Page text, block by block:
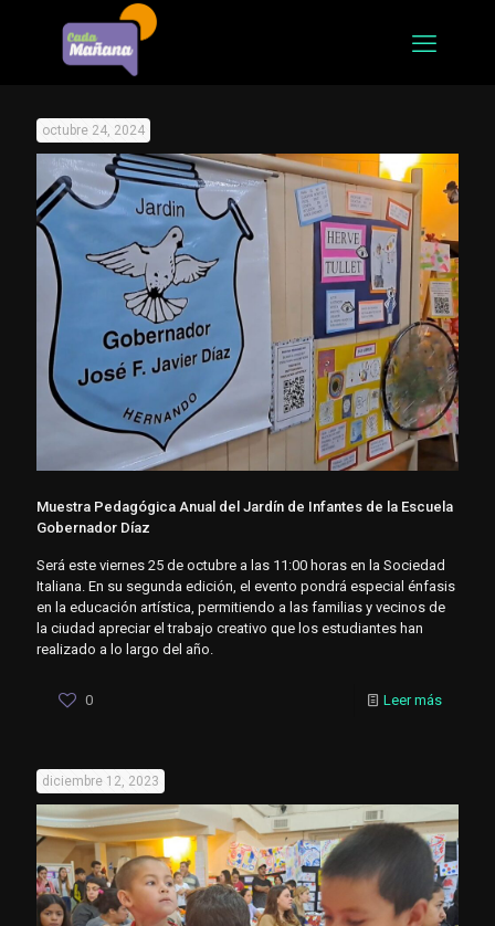
octubre 24, 2024
Muestra Pedagógica Anual del Jardín de Infantes de la Escuela
Gobernador Díaz
Será este viernes 25 de octubre a las 11:00 horas en la Sociedad
Italiana. En su segunda edición, el evento pondrá especial énfasis
en la educación artística, permitiendo a las familias y vecinos de
la ciudad apreciar el trabajo creativo que los estudiantes han
realizado a lo largo del año.
0 Leer más
diciembre 12, 2023